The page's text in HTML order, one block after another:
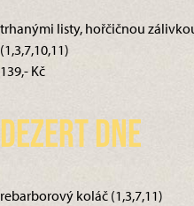
trhanými listy, hořčičnou
(1,3,7,10,11)
139,- Kč
Dezert dne
rebarborový koláč (1,3,7,11)